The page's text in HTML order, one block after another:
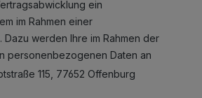
ein
im Rahmen einer
werden Ihre im Rahmen der
personenbezogenen Daten an
115, 77652 Offenburg